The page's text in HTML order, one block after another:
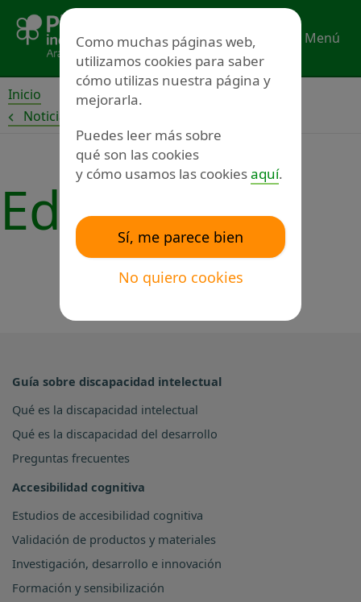
contenido
Menú
Inicio
Noticias
Educación
Siguiente
Guía sobre discapacidad intelectual
Qué es la discapacidad intelectual
Qué es la discapacidad del desarrollo
Preguntas frecuentes
Accesibilidad cognitiva
Estudios de accesibilidad cognitiva
Validación de productos y materiales
Investigación, desarrollo e innovación
Formación y sensibilización
Como muchas páginas web,
utilizamos cookies para saber
cómo utilizas nuestra página y
mejorarla.
Puedes leer más sobre
qué son las cookies
y cómo usamos las cookiesaquí.
Sí, me parece bien
No quiero cookies